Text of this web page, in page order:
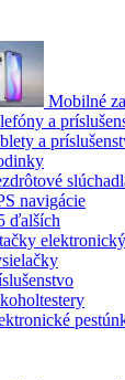
Mobilné
a
a
navigácie
ďalších